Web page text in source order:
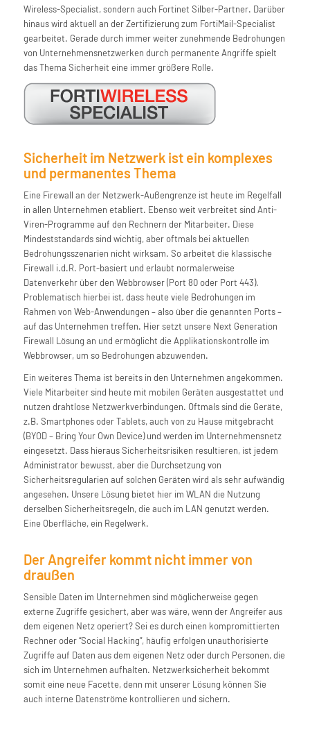
Wireless-Specialist, sondern auch Fortinet Silber-Partner. Darüber
hinaus wird aktuell an der Zertifizierung zum FortiMail-Specialist
gearbeitet. Gerade durch immer weiter zunehmende Bedrohungen
von Unternehmensnetzwerken durch permanente Angriffe spielt
das Thema Sicherheit eine immer größere Rolle.
Sicherheit im Netzwerk ist ein komplexes
und permanentes Thema
Eine Firewall an der Netzwerk-Außengrenze ist heute im Regelfall
in allen Unternehmen etabliert. Ebenso weit verbreitet sind Anti-
Viren-Programme auf den Rechnern der Mitarbeiter. Diese
Mindeststandards sind wichtig, aber oftmals bei aktuellen
Bedrohungsszenarien nicht wirksam. So arbeitet die klassische
Firewall i.d.R. Port-basiert und erlaubt normalerweise
Datenverkehr über den Webbrowser (Port 80 oder Port 443).
Problematisch hierbei ist, dass heute viele Bedrohungen im
Rahmen von Web-Anwendungen – also über die genannten Ports –
auf das Unternehmen treffen. Hier setzt unsere Next Generation
Firewall Lösung an und ermöglicht die Applikationskontrolle im
Webbrowser, um so Bedrohungen abzuwenden.
Ein weiteres Thema ist bereits in den Unternehmen angekommen.
Viele Mitarbeiter sind heute mit mobilen Geräten ausgestattet und
nutzen drahtlose Netzwerkverbindungen. Oftmals sind die Geräte,
z.B. Smartphones oder Tablets, auch von zu Hause mitgebracht
(BYOD – Bring Your Own Device) und werden im Unternehmensnetz
eingesetzt. Dass hieraus Sicherheitsrisiken resultieren, ist jedem
Administrator bewusst, aber die Durchsetzung von
Sicherheitsregularien auf solchen Geräten wird als sehr aufwändig
angesehen. Unsere Lösung bietet hier im WLAN die Nutzung
derselben Sicherheitsregeln, die auch im LAN genutzt werden.
Eine Oberfläche, ein Regelwerk.
Der Angreifer kommt nicht immer von
draußen
Sensible Daten im Unternehmen sind möglicherweise gegen
externe Zugriffe gesichert, aber was wäre, wenn der Angreifer aus
dem eigenen Netz operiert? Sei es durch einen kompromittierten
Rechner oder “Social Hacking”, häufig erfolgen unauthorisierte
Zugriffe auf Daten aus dem eigenen Netz oder durch Personen, die
sich im Unternehmen aufhalten. Netzwerksicherheit bekommt
somit eine neue Facette, denn mit unserer Lösung können Sie
auch interne Datenströme kontrollieren und sichern.